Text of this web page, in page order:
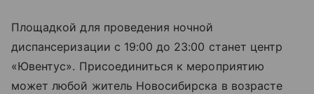
Площадкой для проведения ночной
диспансеризации с 19:00 до 23:00 станет центр
«Ювентус». Присоединиться к мероприятию
может любой житель Новосибирска в возрасте